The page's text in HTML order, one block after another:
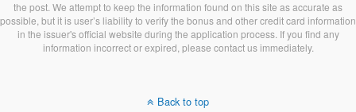
the post. We attempt to keep the information found on this site as accurate as
possible, but it is user’s liability to verify the bonus and other credit card information
in the issuer's official website during the application process. If you find any
information incorrect or expired, please contact us immediately.
Back to top